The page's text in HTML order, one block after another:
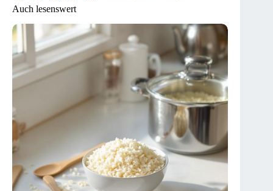
Auch lesenswert